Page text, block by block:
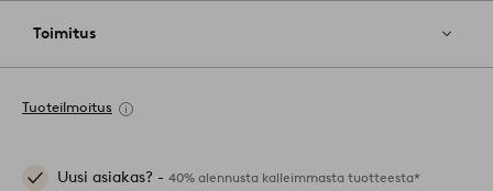
Toimitus
Tuoteilmoitus
Uusi asiakas? - 40% alennusta kalleimmasta tuotteesta*